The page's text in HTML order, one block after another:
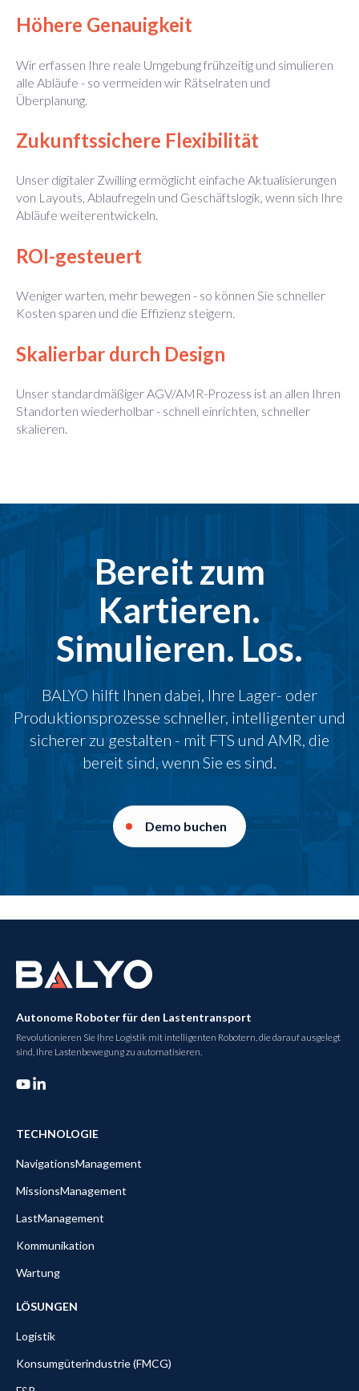
Höhere Genauigkeit
Wir erfassen Ihre reale Umgebung frühzeitig und simulieren
alle Abläufe - so vermeiden wir Rätselraten und
Überplanung.
Zukunftssichere Flexibilität
Unser digitaler Zwilling ermöglicht einfache Aktualisierungen
von Layouts, Ablaufregeln und Geschäftslogik, wenn sich Ihre
Abläufe weiterentwickeln.
ROI-gesteuert
Weniger warten, mehr bewegen - so können Sie schneller
Kosten sparen und die Effizienz steigern.
Skalierbar durch Design
Unser standardmäßiger AGV/AMR-Prozess ist an allen Ihren
Standorten wiederholbar - schnell einrichten, schneller
skalieren.
Bereit zum
Kartieren.
Simulieren. Los.
BALYO hilft Ihnen dabei, Ihre Lager- oder
Produktionsprozesse schneller, intelligenter und
sicherer zu gestalten - mit FTS und AMR, die
bereit sind, wenn Sie es sind.
Demo buchen
Autonome Roboter für den Lastentransport
Revolutionieren Sie Ihre Logistik mit intelligenten Robotern, die darauf ausgelegt
sind, Ihre Lastenbewegung zu automatisieren.
TECHNOLOGIE
NavigationsManagement
MissionsManagement
LastManagement
Kommunikation
Wartung
LÖSUNGEN
Logistik
Konsumgüterindustrie (FMCG)